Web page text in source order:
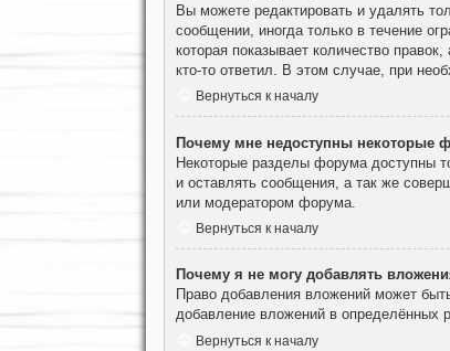
Вы можете редактировать и удалять
сообщении, иногда только в течение
которая показывает количество
кто-то ответил. В этом случае, при
Вернуться к началу
Почему мне недоступны некоторые
Некоторые разделы форума доступны
и оставлять сообщения, а так же
или модератором форума.
Вернуться к началу
Почему я не могу добавлять
Право добавления вложений может
добавление вложений в определённых
Вернуться к началу